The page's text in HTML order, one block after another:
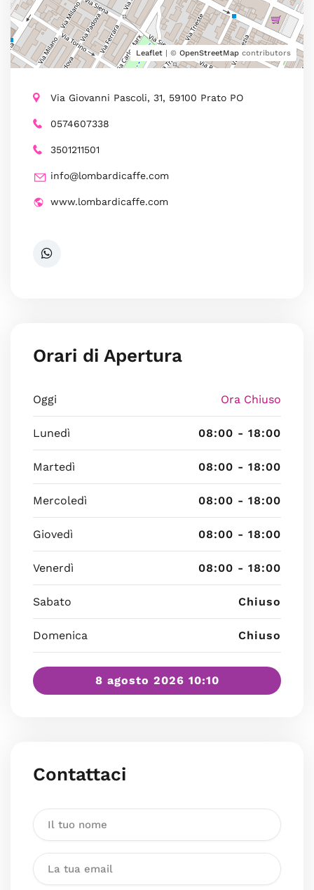
Leaflet | © OpenStreetMap contributors
Via Giovanni Pascoli, 31, 59100 Prato PO
0574607338
3501211501
info@lombardicaffe.com
www.lombardicaffe.com
Orari di Apertura
Oggi Ora Chiuso
Lunedì 08:00 - 18:00
Martedì 08:00 - 18:00
Mercoledì 08:00 - 18:00
Giovedì 08:00 - 18:00
Venerdì 08:00 - 18:00
Sabato Chiuso
Domenica Chiuso
8 agosto 2026 10:10
Contattaci